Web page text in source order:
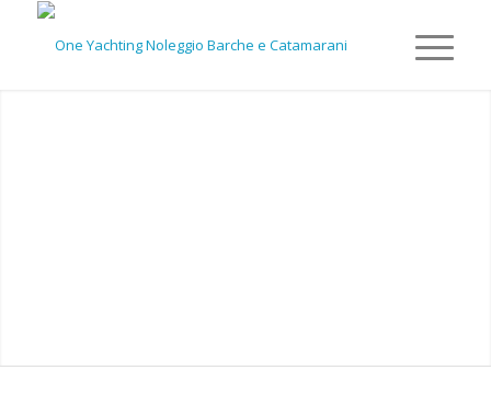
Itinerari suggeriti vela Croazia